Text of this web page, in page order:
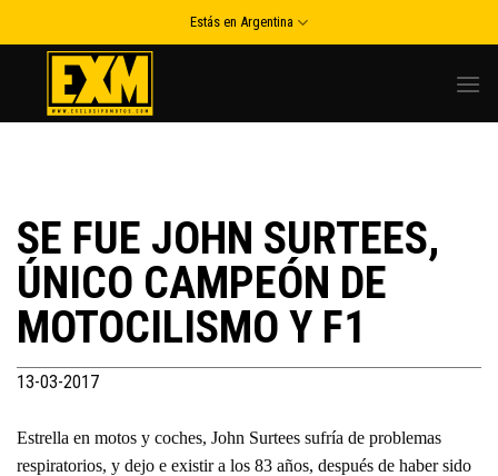
to
Estás en Argentina
SE FUE JOHN SURTEES,
ÚNICO CAMPEÓN DE
MOTOCILISMO Y F1
13-03-2017
Estrella en motos y coches, John Surtees sufría de problemas
respiratorios, y dejo e existir a los 83 años, después de haber sido